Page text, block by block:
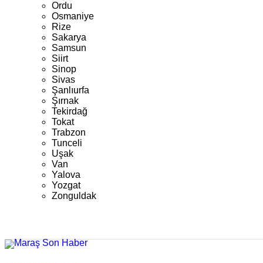
Ordu
Osmaniye
Rize
Sakarya
Samsun
Siirt
Sinop
Sivas
Şanlıurfa
Şırnak
Tekirdağ
Tokat
Trabzon
Tunceli
Uşak
Van
Yalova
Yozgat
Zonguldak